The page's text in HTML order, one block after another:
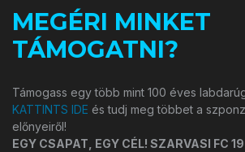
MEGÉRI MINKET
TÁMOGATNI?
Támogass egy több mint 100 éves
KATTINTS IDE és tudj meg többet a
előnyeiről!
EGY CSAPAT, EGY CÉL! SZARVASI FC